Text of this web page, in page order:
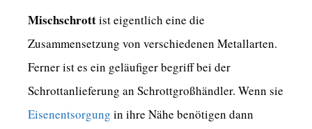
Mischschrottist eigentlich eine die
Zusammensetzung von verschiedenen Metallarten.
Ferner ist es ein geläufiger begriff bei der
Schrottanlieferung an Schrottgroßhändler. Wenn sie
Eisenentsorgung in ihre Nähe benötigen dann